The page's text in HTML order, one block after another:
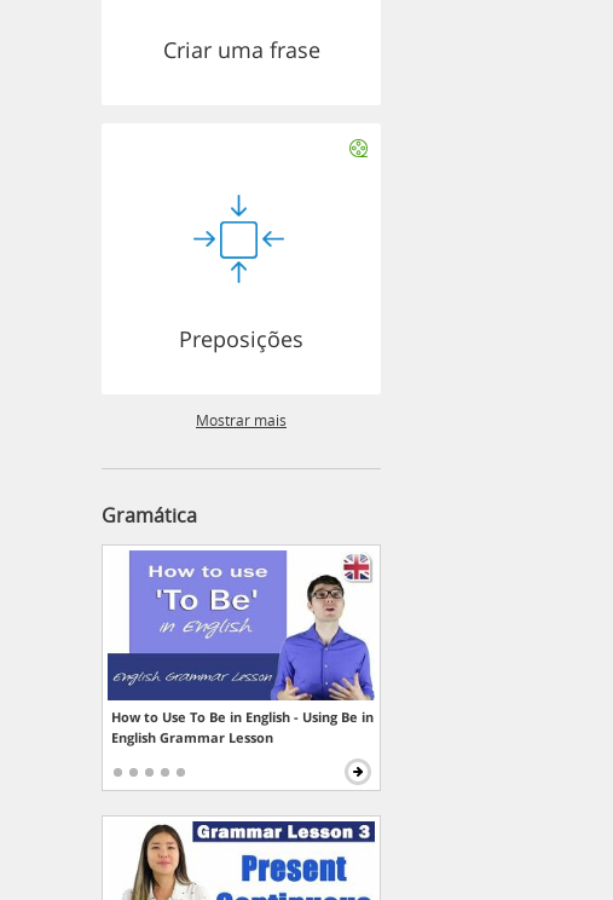
Criar uma frase
Preposições
Mostrar mais
Gramática
How to Use To Be in English - Using Be in
English Grammar Lesson